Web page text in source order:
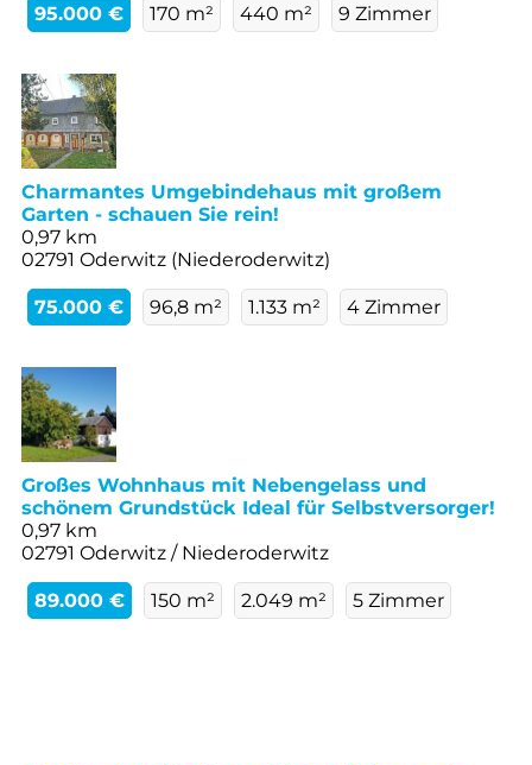
95.000 € 170 m² 440 m² 9 Zimmer
Charmantes Umgebindehaus mit großem
Garten - schauen Sie rein!
0,97 km
02791 Oderwitz (Niederoderwitz)
75.000 € 96,8 m² 1.133 m² 4 Zimmer
Großes Wohnhaus mit Nebengelass und
schönem Grundstück Ideal für Selbstversorger!
0,97 km
02791 Oderwitz / Niederoderwitz
89.000 € 150 m² 2.049 m² 5 Zimmer